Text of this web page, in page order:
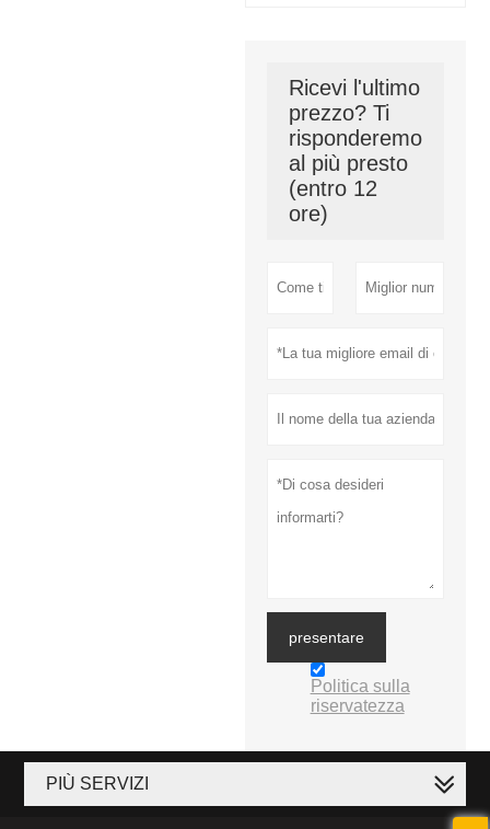
Ricevi l'ultimo
prezzo? Ti
risponderemo
al più presto
(entro 12
ore)
presentare
Politica sulla
riservatezza
PIÙ SERVIZI